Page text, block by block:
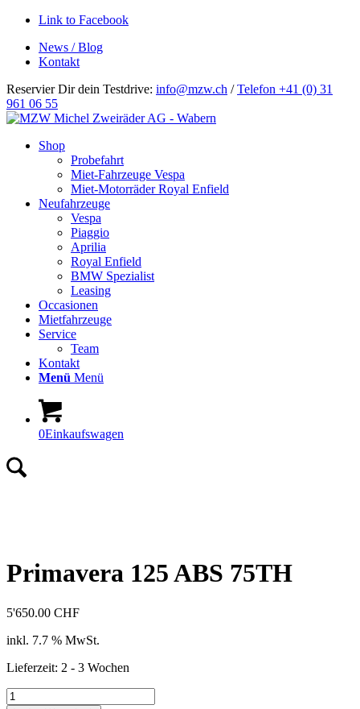
Link to Facebook
News / Blog
Kontakt
Reservier Dir dein Testdrive: info@mzw.ch /Telefon +41 (0) 31
961 06 55
Hauptnavigation
Shop
Probefahrt
Miet-Fahrzeuge Vespa
Miet-Motorräder Royal Enfield
Neufahrzeuge
Vespa
Piaggio
Aprilia
Royal Enfield
BMW Spezialist
Leasing
Occasionen
Mietfahrzeuge
Service
Team
Kontakt
Menü Menü
0Einkaufswagen
Primavera 125 ABS 75TH
5'650.00 CHF
inkl. 7.7 % MwSt.
Lieferzeit: 2 - 3 Wochen
Primavera